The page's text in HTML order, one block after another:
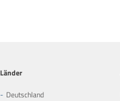
Länder
Deutschland